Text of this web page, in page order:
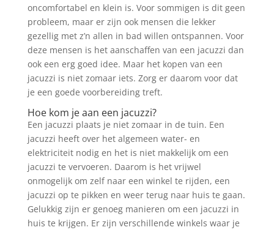
oncomfortabel en klein is. Voor sommigen is dit geen
probleem, maar er zijn ook mensen die lekker
gezellig met z’n allen in bad willen ontspannen. Voor
deze mensen is het aanschaffen van een jacuzzi dan
ook een erg goed idee. Maar het kopen van een
jacuzzi is niet zomaar iets. Zorg er daarom voor dat
je een goede voorbereiding treft.
Hoe kom je aan een jacuzzi?
Een jacuzzi plaats je niet zomaar in de tuin. Een
jacuzzi heeft over het algemeen water- en
elektriciteit nodig en het is niet makkelijk om een
jacuzzi te vervoeren. Daarom is het vrijwel
onmogelijk om zelf naar een winkel te rijden, een
jacuzzi op te pikken en weer terug naar huis te gaan.
Gelukkig zijn er genoeg manieren om een jacuzzi in
huis te krijgen. Er zijn verschillende winkels waar je